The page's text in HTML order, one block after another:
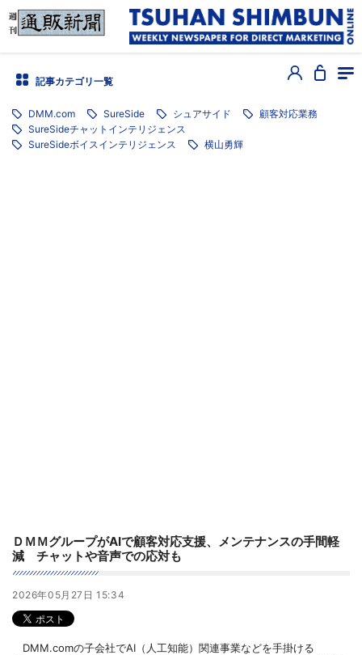
記事カテゴリ一覧
DMM.com SureSide シュアサイド
顧客対応業務
SureSideチャットインテリジェンス
SureSideボイスインテリジェンス
横山勇輝
ＤＭＭグループがAIで顧客対応支援、メンテナンスの手間軽
減 チャットや音声での応対も
2026年05月27日 15:34
DMM.comの子会社でAI（人工知能）関連事業などを手掛ける